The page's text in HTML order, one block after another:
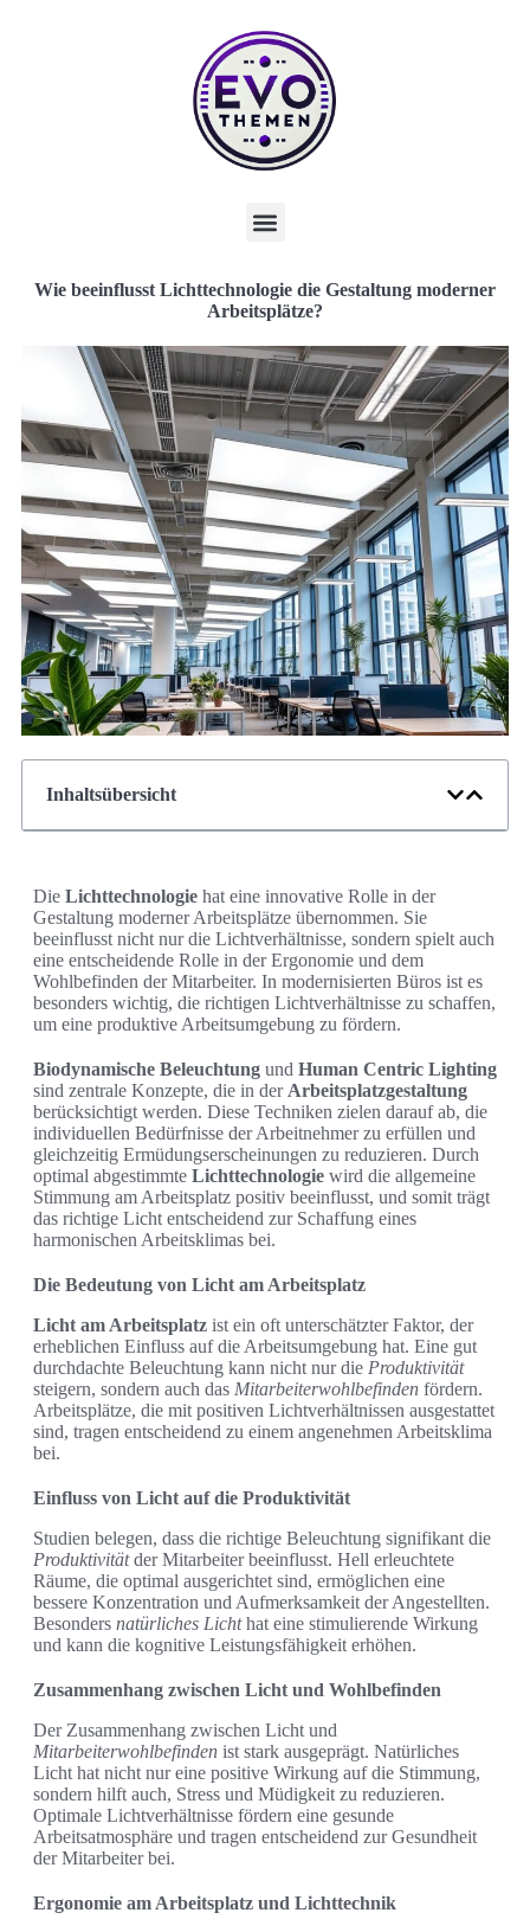
Wie beeinflusst Lichttechnologie die Gestaltung moderner
Arbeitsplätze?
Inhaltsübersicht
Die Lichttechnologie hat eine innovative Rolle in der
Gestaltung moderner Arbeitsplätze übernommen. Sie
beeinflusst nicht nur die Lichtverhältnisse, sondern spielt auch
eine entscheidende Rolle in der Ergonomie und dem
Wohlbefinden der Mitarbeiter. In modernisierten Büros ist es
besonders wichtig, die richtigen Lichtverhältnisse zu schaffen,
um eine produktive Arbeitsumgebung zu fördern.
Biodynamische Beleuchtung und Human Centric Lighting
sind zentrale Konzepte, die in der Arbeitsplatzgestaltung
berücksichtigt werden. Diese Techniken zielen darauf ab, die
individuellen Bedürfnisse der Arbeitnehmer zu erfüllen und
gleichzeitig Ermüdungserscheinungen zu reduzieren. Durch
optimal abgestimmte Lichttechnologie wird die allgemeine
Stimmung am Arbeitsplatz positiv beeinflusst, und somit trägt
das richtige Licht entscheidend zur Schaffung eines
harmonischen Arbeitsklimas bei.
Die Bedeutung von Licht am Arbeitsplatz
Licht am Arbeitsplatz ist ein oft unterschätzter Faktor, der
erheblichen Einfluss auf die Arbeitsumgebung hat. Eine gut
durchdachte Beleuchtung kann nicht nur die Produktivität
steigern, sondern auch das Mitarbeiterwohlbefinden fördern.
Arbeitsplätze, die mit positiven Lichtverhältnissen ausgestattet
sind, tragen entscheidend zu einem angenehmen Arbeitsklima
bei.
Einfluss von Licht auf die Produktivität
Studien belegen, dass die richtige Beleuchtung signifikant die
Produktivitätder Mitarbeiter beeinflusst. Hell erleuchtete
Räume, die optimal ausgerichtet sind, ermöglichen eine
bessere Konzentration und Aufmerksamkeit der Angestellten.
Besonders natürliches Lichthat eine stimulierende Wirkung
und kann die kognitive Leistungsfähigkeit erhöhen.
Zusammenhang zwischen Licht und Wohlbefinden
Der Zusammenhang zwischen Licht und
Mitarbeiterwohlbefinden ist stark ausgeprägt. Natürliches
Licht hat nicht nur eine positive Wirkung auf die Stimmung,
sondern hilft auch, Stress und Müdigkeit zu reduzieren.
Optimale Lichtverhältnisse fördern eine gesunde
Arbeitsatmosphäre und tragen entscheidend zur Gesundheit
der Mitarbeiter bei.
Ergonomie am Arbeitsplatz und Lichttechnik